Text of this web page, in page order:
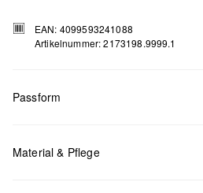
EAN: 4099593241088
Artikelnummer: 2173198.9999.1
Passform
Material & Pflege